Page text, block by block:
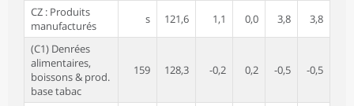
CZ : Produits
manufacturés
s 121,6 1,1 0,0 3,8 3,8
(C1) Denrées
alimentaires,
boissons & prod.
base tabac
159 128,3 -0,2 0,2 -0,5 -0,5